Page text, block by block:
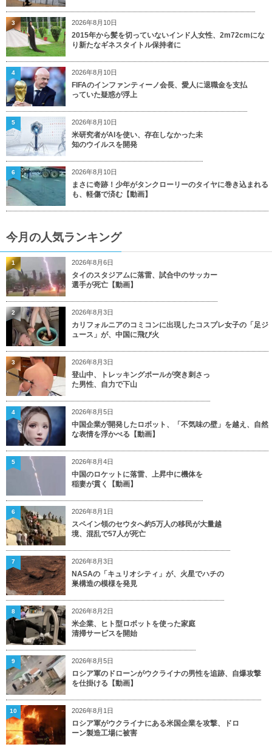
2026年8月10日
2015年から髪を切っていないインド人女性、2m72cmにな
り新たなギネスタイトル保持者に
3
2026年8月10日
FIFAのインファンティーノ会長、愛人に退職金を支払
っていた疑惑が浮上
4
2026年8月10日
米研究者がAIを使い、存在しなかった未
知のウイルスを開発
5
2026年8月10日
まさに奇跡！少年がタンクローリーのタイヤに巻き込まれる
も、軽傷で済む【動画】
6
今月の人気ランキング
2026年8月6日
タイのスタジアムに落雷、試合中のサッカー
選手が死亡【動画】
1
2026年8月3日
カリフォルニアのコミコンに出現したコスプレ女子の「足ジ
ュース」が、中国に飛び火
2
2026年8月3日
登山中、トレッキングポールが突き刺さっ
た男性、自力で下山
3
2026年8月5日
中国企業が開発したロボット、「不気味の壁」を越え、自然
な表情を浮かべる【動画】
4
2026年8月4日
中国のロケットに落雷、上昇中に機体を
稲妻が貫く【動画】
5
2026年8月1日
スペイン領のセウタへ約5万人の移民が大量越
境、混乱で57人が死亡
6
2026年8月3日
NASAの「キュリオシティ」が、火星でハチの
巣構造の模様を発見
7
2026年8月2日
米企業、ヒト型ロボットを使った家庭
清掃サービスを開始
8
2026年8月5日
ロシア軍のドローンがウクライナの男性を追跡、自爆攻撃
を仕掛ける【動画】
9
2026年8月1日
ロシア軍がウクライナにある米国企業を攻撃、ドロ
ーン製造工場に被害
10